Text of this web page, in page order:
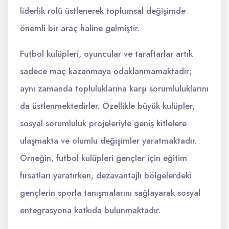
liderlik rolü üstlenerek toplumsal değişimde
önemli bir araç haline gelmiştir.
Futbol kulüpleri, oyuncular ve taraftarlar artık
sadece maç kazanmaya odaklanmamaktadır;
aynı zamanda topluluklarına karşı sorumluluklarını
da üstlenmektedirler. Özellikle büyük kulüpler,
sosyal sorumluluk projeleriyle geniş kitlelere
ulaşmakta ve olumlu değişimler yaratmaktadır.
Örneğin, futbol kulüpleri gençler için eğitim
fırsatları yaratırken, dezavantajlı bölgelerdeki
gençlerin sporla tanışmalarını sağlayarak sosyal
entegrasyona katkıda bulunmaktadır.